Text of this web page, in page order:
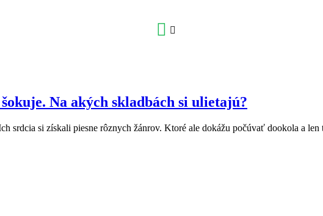
Na akých skladbách si ulietajú?
srdcia si získali piesne rôznych žánrov. Ktoré ale dokážu počúvať dookola a len